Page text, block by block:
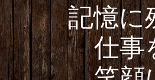
記憶に
仕事